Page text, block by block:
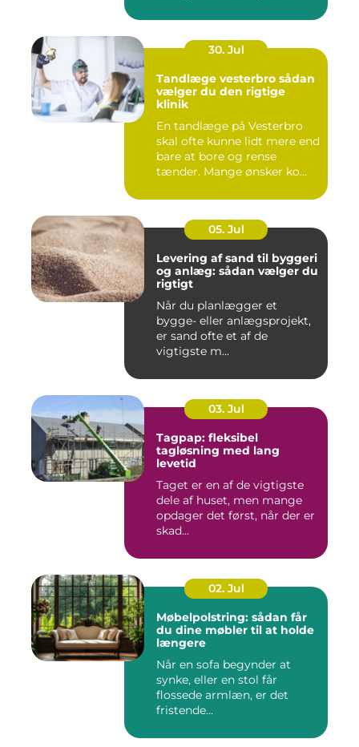
30. Jul
Tandlæge vesterbro sådan
vælger du den rigtige
klinik
En tandlæge på Vesterbro
skal ofte kunne lidt mere end
bare at bore og rense
tænder. Mange ønsker ko...
05. Jul
Levering af sand til byggeri
og anlæg: sådan vælger du
rigtigt
Når du planlægger et
bygge- eller anlægsprojekt,
er sand ofte et af de
vigtigste m...
03. Jul
Tagpap: fleksibel
tagløsning med lang
levetid
Taget er en af de vigtigste
dele af huset, men mange
opdager det først, når der er
skad...
02. Jul
Møbelpolstring: sådan får
du dine møbler til at holde
længere
Når en sofa begynder at
synke, eller en stol får
flossede armlæn, er det
fristende...